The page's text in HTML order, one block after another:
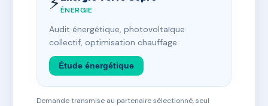
ÉNERGIE
Audit énergétique, photovoltaïque
collectif, optimisation chauffage.
Étude énergétique
Demande transmise au partenaire sélectionné, seul